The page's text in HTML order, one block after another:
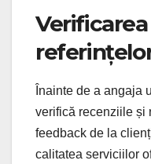
Înainte de a angaja
verifică recenziile și
feedback de la
calitatea serviciilor